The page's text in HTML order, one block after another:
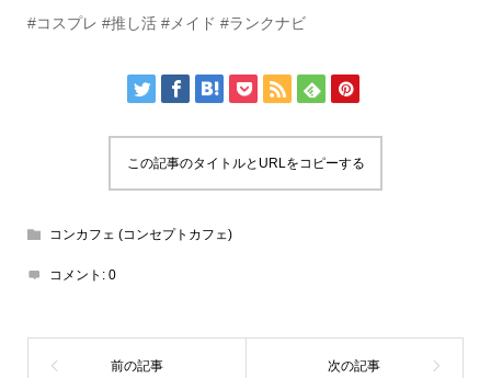
#コスプレ #推し活 #メイド #ランクナビ
この記事のタイトルとURLをコピーする
コンカフェ (コンセプトカフェ)
コメント: 0